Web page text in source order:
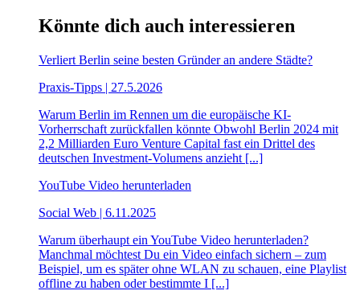
Könnte dich auch interessieren
Verliert Berlin seine besten Gründer an andere Städte?
Praxis-Tipps | 27.5.2026
Warum Berlin im Rennen um die europäische KI-
Vorherrschaft zurückfallen könnte Obwohl Berlin 2024 mit
2,2 Milliarden Euro Venture Capital fast ein Drittel des
deutschen Investment-Volumens anzieht [...]
YouTube Video herunterladen
Social Web | 6.11.2025
Warum überhaupt ein YouTube Video herunterladen?
Manchmal möchtest Du ein Video einfach sichern – zum
Beispiel, um es später ohne WLAN zu schauen, eine Playlist
offline zu haben oder bestimmte I [...]